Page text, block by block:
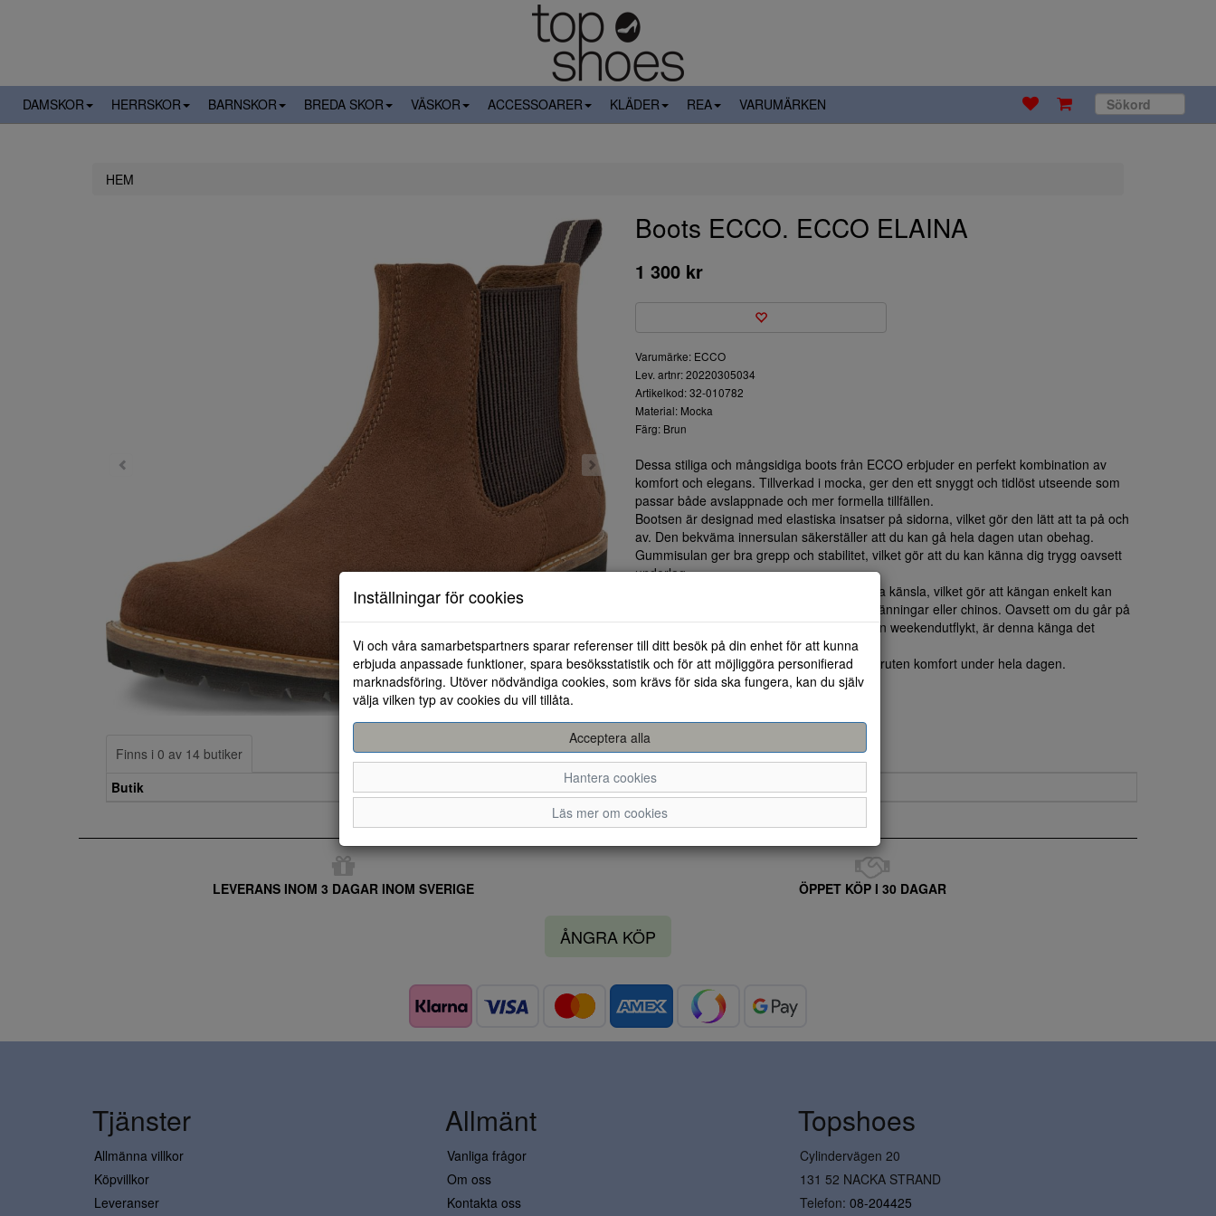
DAMSKOR HERRSKOR BARNSKOR BREDA SKOR VÄSKOR ACCESSOARER KLÄDER REA VARUMÄRKEN
HEM
Boots ECCO. ECCO ELAINA
1 300 kr
Varumärke: ECCO
Lev. artnr: 20220305034
Artikelkod: 32-010782
Material: Mocka
Färg: Brun
Dessa stiliga och mångsidiga boots från ECCO erbjuder en perfekt kombination av
komfort och elegans. Tillverkad i mocka, ger den ett snyggt och tidlöst utseende som
passar både avslappnade och mer formella tillfällen.
Bootsen är designad med elastiska insatser på sidorna, vilket gör den lätt att ta på och
av. Den bekväma innersulan säkerställer att du kan gå hela dagen utan obehag.
Gummisulan ger bra grepp och stabilitet, vilket gör att du kan känna dig trygg oavsett
underlag.
Den bruna färgen ger en varm och jordnära känsla, vilket gör att kängan enkelt kan
kombineras med olika kläder som jeans, klänningar eller chinos. Oavsett om du går på
stan, är på väg till kontoret eller njuter av en weekendutflykt, är denna känga det
perfekta valet.
Välj denna känga för en tidlös stil och oavbruten komfort under hela dagen.
Finns i 0 av 14 butiker
Butik
LEVERANS INOM 3 DAGAR INOM SVERIGE ÖPPET KÖP I 30 DAGAR
ÅNGRA KÖP
Inställningar för cookies
Vi och våra samarbetspartners sparar referenser till ditt besök på din enhet för att kunna
erbjuda anpassade funktioner, spara besöksstatistik och för att möjliggöra personifierad
marknadsföring. Utöver nödvändiga cookies, som krävs för sida ska fungera, kan du själv
välja vilken typ av cookies du vill tillåta.
Acceptera alla
Hantera cookies
Läs mer om cookies
Tjänster
Allmänna villkor
Köpvillkor
Leveranser
Allmänt
Vanliga frågor
Om oss
Kontakta oss
Topshoes
Cylindervägen 20
131 52 NACKA STRAND
Telefon: 08-204425